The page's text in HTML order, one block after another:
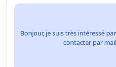
Bonjour, je suis très intéressé
contacter par